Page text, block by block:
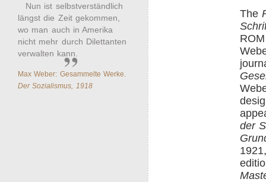
Nun ist selbstverständlich
längst die Zeit gekommen,
wo man auch in Amerika
nicht mehr durch Dilettanten
verwalten kann.
Max Weber: Gesammelte Werke.
Der Sozialismus, 1918
The
der